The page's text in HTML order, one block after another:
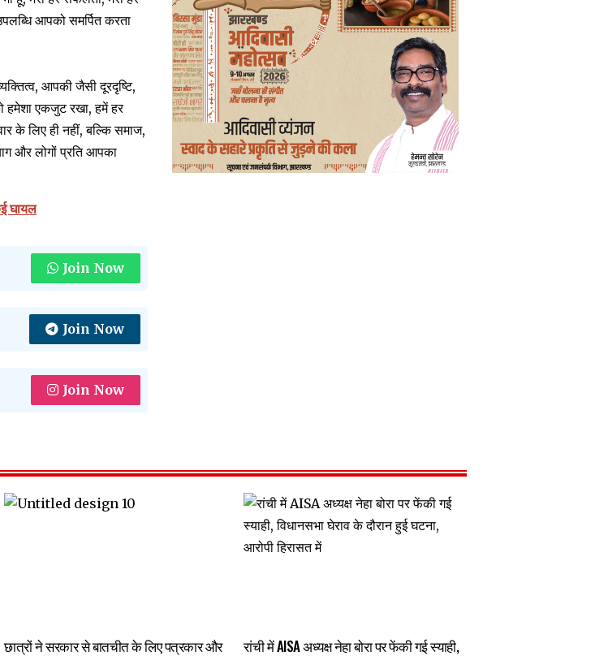
आपको समर्पित करता
आपकी जैसी दूरदृष्टि,
हमेशा एकजुट रखा, हमें हर
के लिए ही नहीं, बल्कि समाज,
और लोगों प्रति आपका
घायल
Join Now
Join Now
Join Now
छात्रों ने सरकार से बातचीत के लिए पत्रकार और
रांची में AISA अध्यक्ष नेहा बोरा पर फेंकी गई स्याही,